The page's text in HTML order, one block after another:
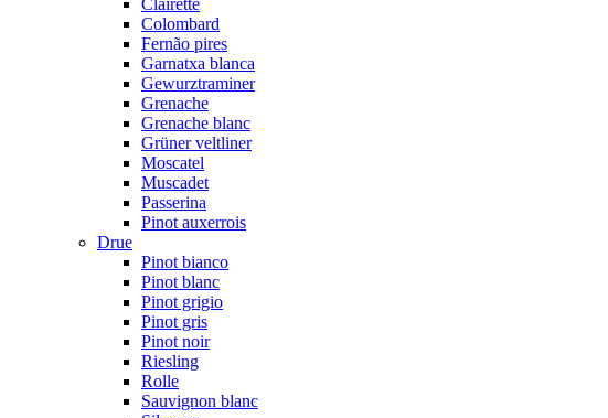
Colombard
Fernão pires
Garnatxa blanca
Gewurztraminer
Grenache
Grenache blanc
Grüner veltliner
Moscatel
Muscadet
Passerina
Pinot auxerrois
Drue
Pinot bianco
Pinot blanc
Pinot grigio
Pinot gris
Pinot noir
Riesling
Rolle
Sauvignon blanc